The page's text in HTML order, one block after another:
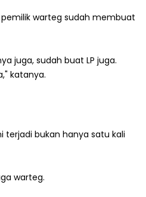
warteg sudah membuat
juga, sudah buat LP juga.
katanya.
terjadi bukan hanya satu kali
warteg.